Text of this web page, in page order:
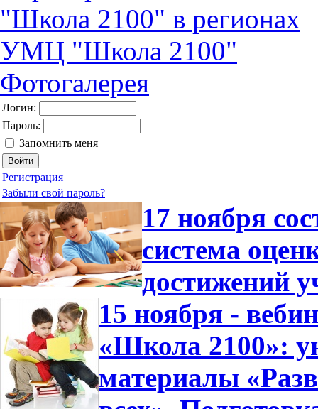
"Школа 2100" в регионах
УМЦ "Школа 2100"
Фотогалерея
Логин:
Пароль:
Запомнить меня
Регистрация
Забыли свой пароль?
17 ноября
система
достижений
15 ноября -
«Школа 2100»:
материалы